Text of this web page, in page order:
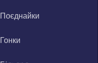
Поєднайки
Гонки